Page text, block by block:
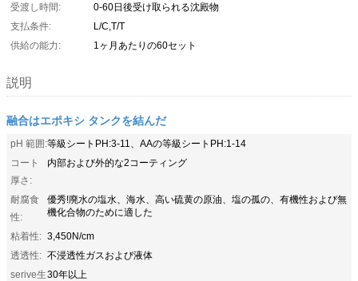
受渡し時間:
0-60日後受け取られる沈殿物
支払条件:
L/C,T/T
供給の能力:
1ヶ月あたりの60セット
説明
融合はエポキシ タンクを結んだ
pH 範囲:等級シートPH:3-11、AAの等級シートPH:1-14
コート
厚さ:
内部および外的な2コーティング
耐腐食
性:
優秀!廃水の塩水、海水、高い硫黄の原油、塩の孤の、有機性および無
機化合物のために適した
粘着性: 3,450N/cm
透透性: 不浸透性ガスおよび液体
serive生30年以上